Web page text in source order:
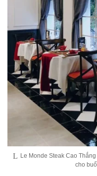
Le Monde Steak Cao
cho